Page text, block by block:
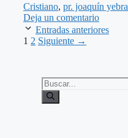
Cristiano, pr. joaquín yebra
Deja un comentario
Entradas anteriores
Página
1 Página
2 Siguiente →
Buscar: